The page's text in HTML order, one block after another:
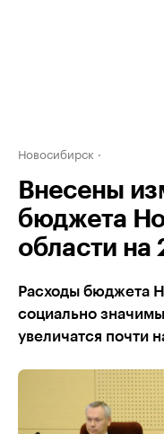
Новосибирск
Внесены
бюджета
области на
Расходы бюджета
социально
увеличатся почти